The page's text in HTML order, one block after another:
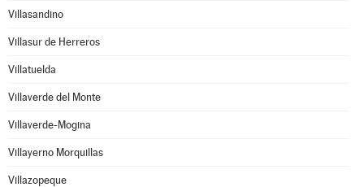
Villasandino
Villasur de Herreros
Villatuelda
Villaverde del Monte
Villaverde-Mogina
Villayerno Morquillas
Villazopeque